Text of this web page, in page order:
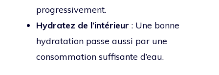
progressivement.
Hydratez de l’intérieur : Une bonne
hydratation passe aussi par une
consommation suffisante d’eau.